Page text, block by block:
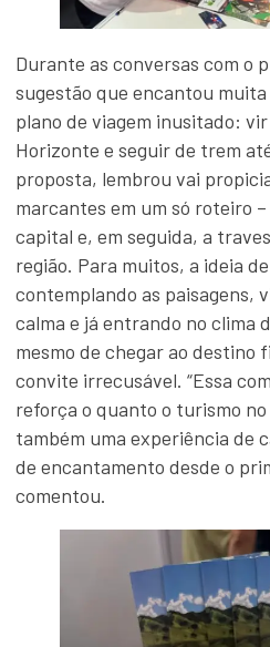
Durante as conversas com o
sugestão que encantou
plano de viagem inusitado:
Horizonte e seguir de trem
proposta, lembrou vai
marcantes em um só roteiro
capital e, em seguida, a
região. Para muitos, a ideia
contemplando as paisagens,
calma e já entrando no clima
mesmo de chegar ao destino
convite irrecusável. “Essa
reforça o quanto o turismo no
também uma experiência de
de encantamento desde o
comentou.